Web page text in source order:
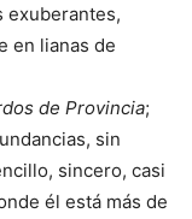
exuberantes,
en lianas de
de Provincia;
sin
sincero, casi
él está más de